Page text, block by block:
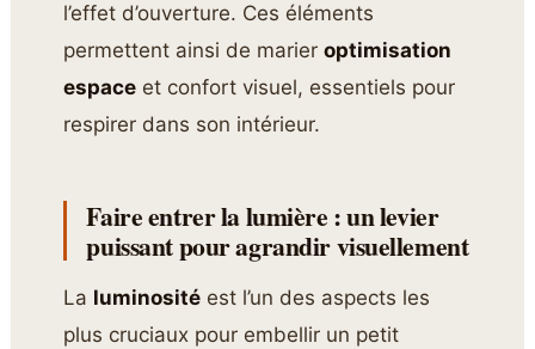
l’effet d’ouverture. Ces éléments
permettent ainsi de marieroptimisation
espace et confort visuel, essentiels pour
respirer dans son intérieur.
Faire entrer la lumière : un levier
puissant pour agrandir visuellement
La luminosité est l’un des aspects les
plus cruciaux pour embellir un petit